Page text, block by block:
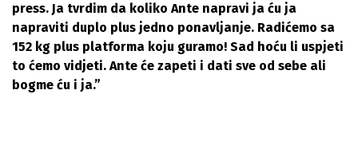
press. Ja tvrdim da koliko Ante napravi ja ću ja
napraviti duplo plus jedno ponavljanje. Radićemo sa
152 kg plus platforma koju guramo! Sad hoću li uspjeti
to ćemo vidjeti. Ante će zapeti i dati sve od sebe ali
bogme ću i ja.”